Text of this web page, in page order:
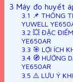
3 Máy đo huyết
3.1 📌 THÔNG
YUWELL
3.2 💥 ĐẶC
YE650AR
3.3 🎯 LỢI ÍCH
3.4🧭 HƯỚNG
YE650AR
3.5 ⚠️ LƯU Ý